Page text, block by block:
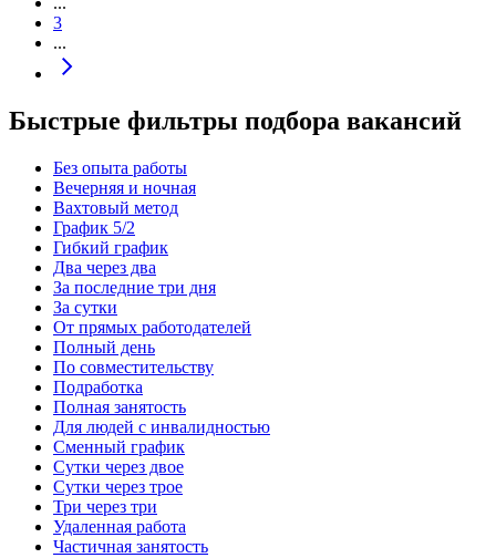
3
...
Быстрые фильтры подбора вакансий
Без опыта работы
Вечерняя и ночная
Вахтовый метод
График 5/2
Гибкий график
Два через два
За последние три дня
За сутки
От прямых работодателей
Полный день
По совместительству
Подработка
Полная занятость
Для людей с инвалидностью
Сменный график
Сутки через двое
Сутки через трое
Три через три
Удаленная работа
Частичная занятость